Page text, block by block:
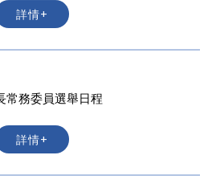
詳情+
常務委員選舉日程
詳情+